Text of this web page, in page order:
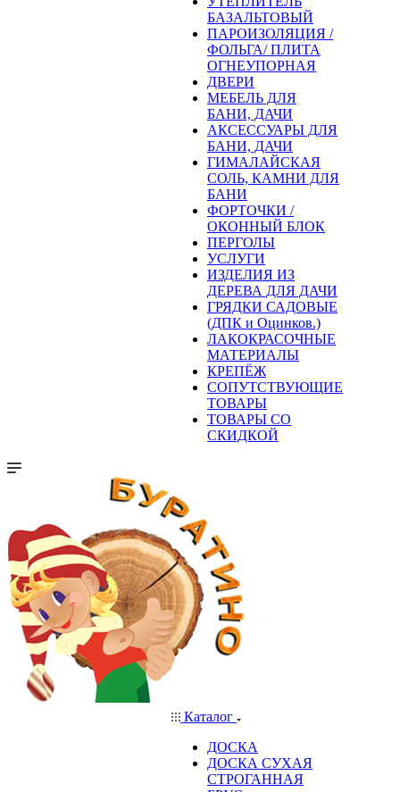
БАЗАЛЬТОВЫЙ
ПАРОИЗОЛЯЦИЯ /
ФОЛЬГА/ ПЛИТА
ОГНЕУПОРНАЯ
ДВЕРИ
МЕБЕЛЬ ДЛЯ
БАНИ, ДАЧИ
АКСЕССУАРЫ ДЛЯ
БАНИ, ДАЧИ
ГИМАЛАЙСКАЯ
СОЛЬ, КАМНИ ДЛЯ
БАНИ
ФОРТОЧКИ /
ОКОННЫЙ БЛОК
ПЕРГОЛЫ
УСЛУГИ
ИЗДЕЛИЯ ИЗ
ДЕРЕВА ДЛЯ ДАЧИ
ГРЯДКИ САДОВЫЕ
(ДПК и Оцинков.)
ЛАКОКРАСОЧНЫЕ
МАТЕРИАЛЫ
КРЕПЁЖ
СОПУТСТВУЮЩИЕ
ТОВАРЫ
ТОВАРЫ СО
СКИДКОЙ
Каталог
ДОСКА
ДОСКА СУХАЯ
СТРОГАННАЯ